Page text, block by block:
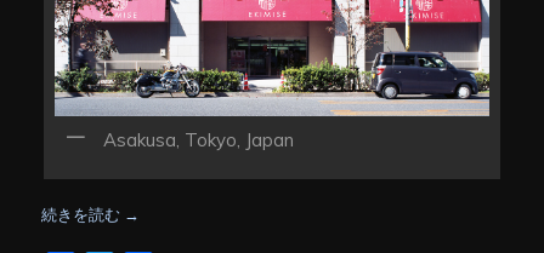
Asakusa, Tokyo, Japan
続きを読む →